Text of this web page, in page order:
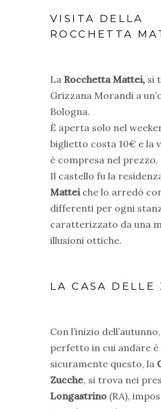
VISITA DELLA
ROCCHETTA
La Rocchetta Mattei, si
Grizzana Morandi a
Bologna.
È aperta solo nel
biglietto costa 10€ e la
è compresa nel prezzo.
Il castello fu la
Matteiche lo arredò
differenti per ogni
caratterizzato da una
illusioni ottiche.
LA CASA DELLE
Con l’inizio
perfetto in cui andare è
sicuramente questo, la
Zucche, si trova nei
Longastrino (RA),